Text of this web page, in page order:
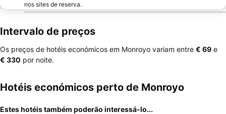
nos sites de reserva.
Intervalo de preços
Os preços de hotéis económicos em Monroyo variam entre ‎€ 69 e
‎€ 330 por noite.
Hotéis económicos perto de Monroyo
Estes hotéis também poderão interessá-lo...